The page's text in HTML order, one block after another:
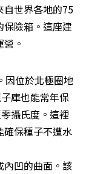
自世界各地的75
保險箱。這座建
。
因位於北極圈地
庫也能常年保
攝氏度。這裡
確保種子不遭水
內凹的曲面。該